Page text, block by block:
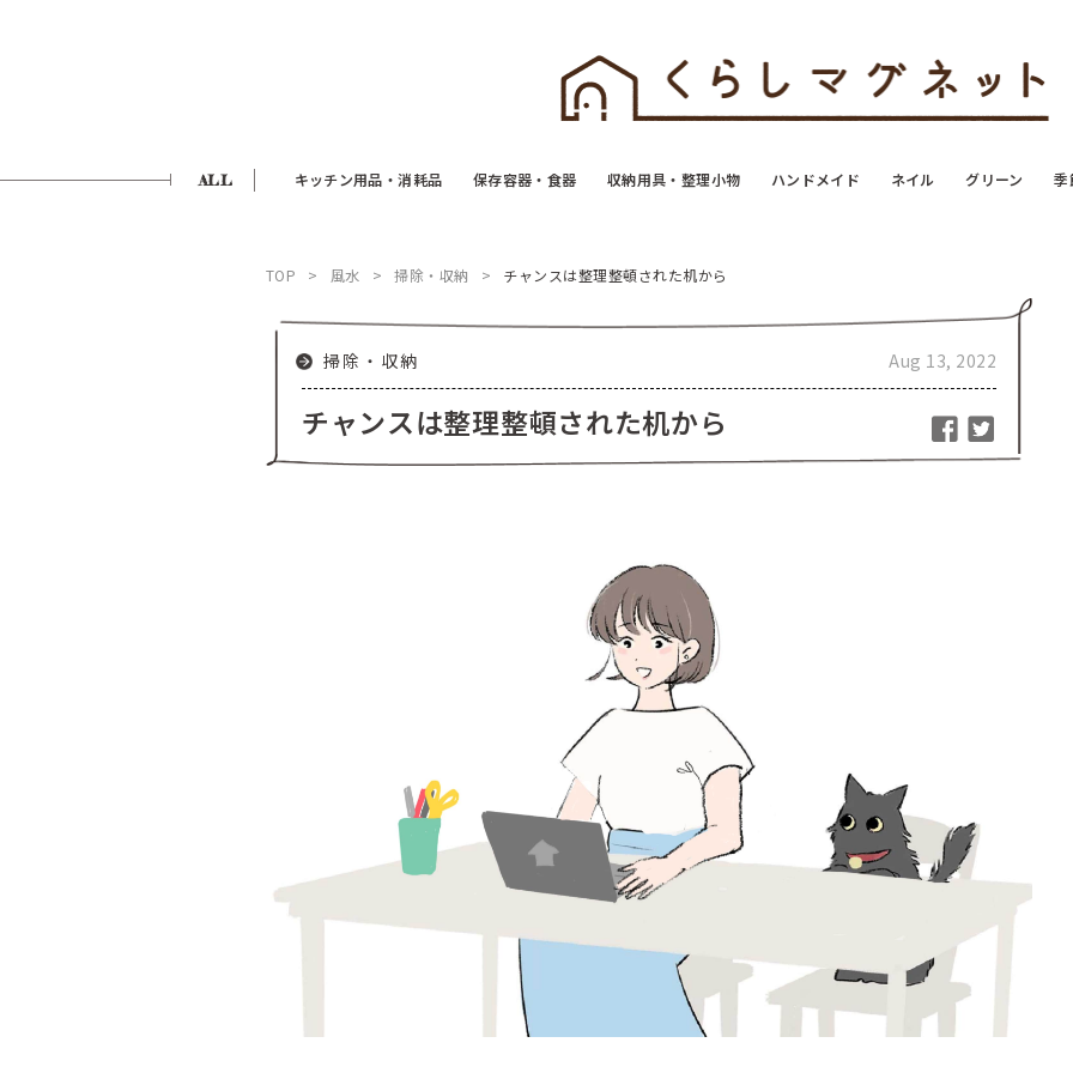
ALL キッチン用品・消耗品 保存容器・食器 収納用具・整理小物 ハンドメイド ネイル グリーン 季
TOP 風水 掃除・収納 チャンスは整理整頓された机から
掃除・収納 Aug 13, 2022
チャンスは整理整頓された机から